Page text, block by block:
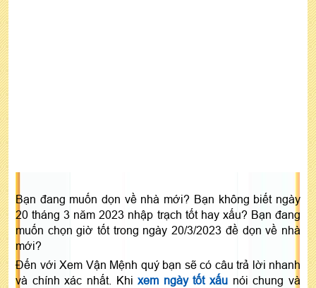
Bạn đang muốn dọn về nhà mới? Bạn không biết ngày
20 tháng 3 năm 2023 nhập trạch tốt hay xấu? Bạn đang
muốn chọn giờ tốt trong ngày 20/3/2023 đề dọn về nhà
mới?
Đến với Xem Vận Mệnh quý bạn sẽ có câu trả lời nhanh
và chính xác nhất. Khixem ngày tốt xấu nói chung và